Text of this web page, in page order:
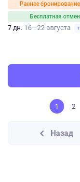
Раннее
Бесплатная
7 дн. 16—22 августа
1 2
Назад